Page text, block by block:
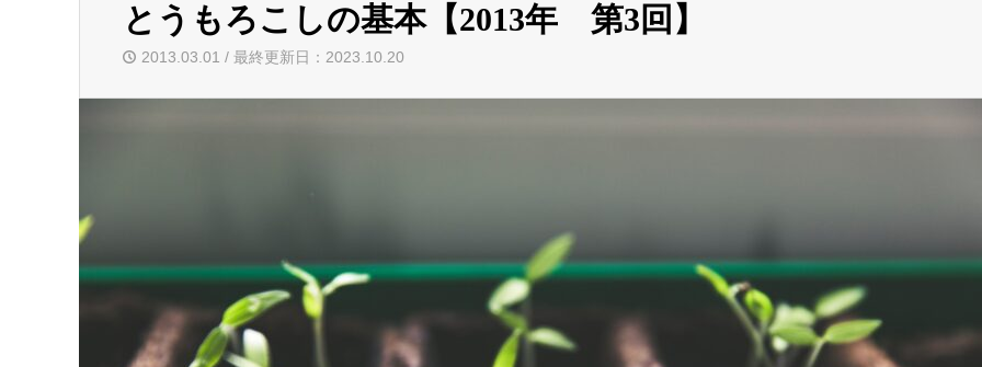
とうもろこしの基本【2013年 第3回】
2013.03.01 / 最終更新日：2023.10.20